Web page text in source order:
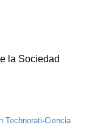
la Sociedad
Technorati-Ciencia